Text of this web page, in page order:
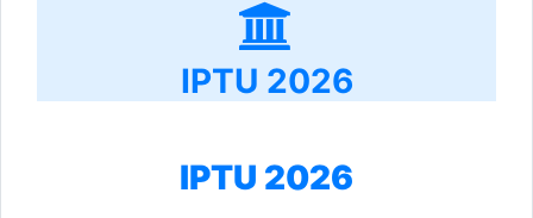
IPTU 2026
IPTU 2026